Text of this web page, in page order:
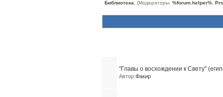
Библиотека.
(Модераторы: %forum.helper%
"Главы о восхождении к Свету"
Автор Факир